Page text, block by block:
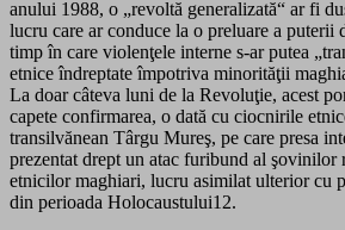
anului 1988, o „revoltă generalizată“ ar fi
lucru care ar conduce la o preluare a puterii
timp în care violenţele interne s-ar putea
etnice îndreptate împotriva minorităţii
La doar câteva luni de la Revoluţie, acest
capete confirmarea, o dată cu ciocnirile
transilvănean Târgu Mureş, pe care presa
prezentat drept un atac furibund al şovinilor
etnicilor maghiari, lucru asimilat ulterior cu
din perioada Holocaustului12.